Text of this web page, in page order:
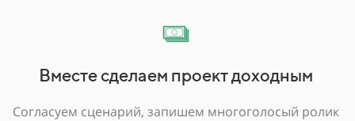
Вместе сделаем проект доходным
Согласуем сценарий, запишем многоголосый ролик